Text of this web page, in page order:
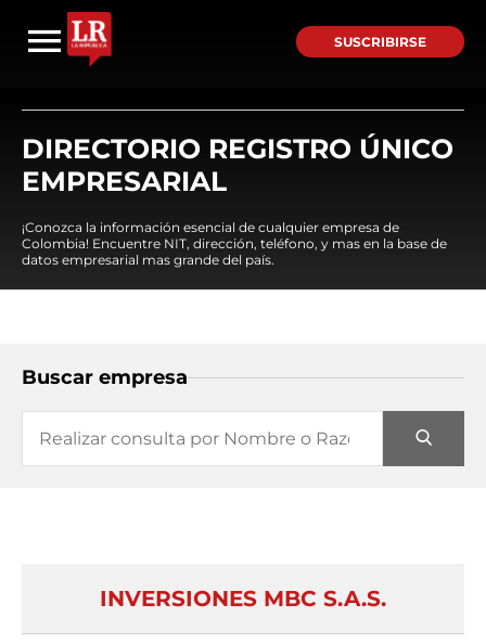
SUSCRIBIRSE
DIRECTORIO REGISTRO ÚNICO
EMPRESARIAL
¡Conozca la información esencial de cualquier empresa de
Colombia! Encuentre NIT, dirección, teléfono, y mas en la base de
datos empresarial mas grande del país.
Buscar empresa
INVERSIONES MBC S.A.S.